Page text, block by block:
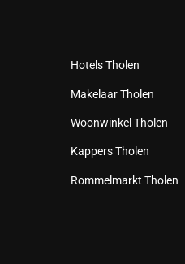
Hotels Tholen
Makelaar Tholen
Woonwinkel Tholen
Kappers Tholen
Rommelmarkt Tholen